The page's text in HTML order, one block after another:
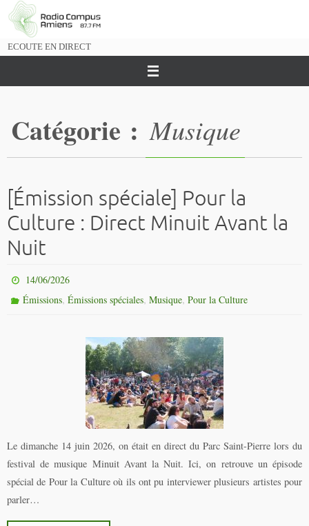
Passer
vers
ECOUTE EN DIRECT
Catégorie : Musique
[Émission spéciale] Pour la
Culture : Direct Minuit Avant la
Nuit
14/06/2026
Émissions,Émissions spéciales,Musique,Pour la Culture
Le dimanche 14 juin 2026, on était en direct du Parc Saint-Pierre lors du
festival de musique Minuit Avant la Nuit. Ici, on retrouve un épisode
spécial de Pour la Culture où ils ont pu interviewer plusieurs artistes pour
parler…